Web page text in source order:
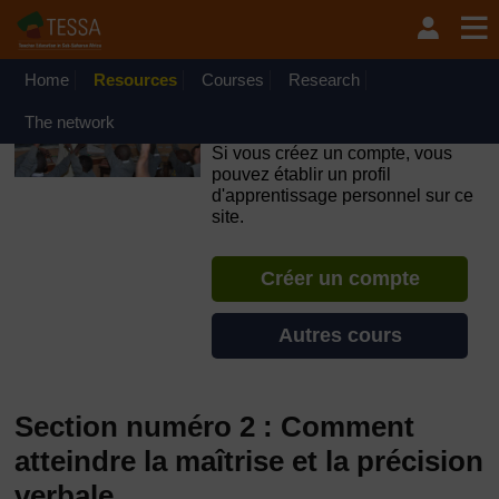
Passer au contenu principal
OpenLearn Create will be unavailable on Wednesday 12
August 2026 from 8am to 10.30am (GMT) due to routine
Home Resources Courses Research
The network
Si vous créez un compte, vous
pouvez établir un profil
d'apprentissage personnel sur ce
site.
Créer un compte
Autres cours
Section numéro 2 : Comment
atteindre la maîtrise et la précision